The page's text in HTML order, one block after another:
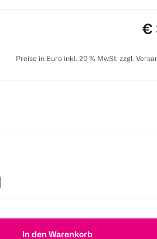
€
Preise in Euro inkl. 20 % MwSt. zzgl.
In den Warenkorb